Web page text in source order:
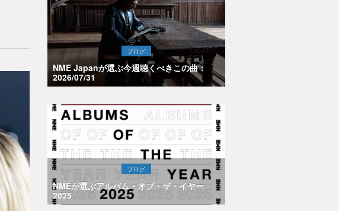
ブログ
NME Japanが選ぶ今週聴くべきこの曲：
2026/07/31
ブログ
NMEが選ぶアルバム・オブ・ザ・イヤー
2025